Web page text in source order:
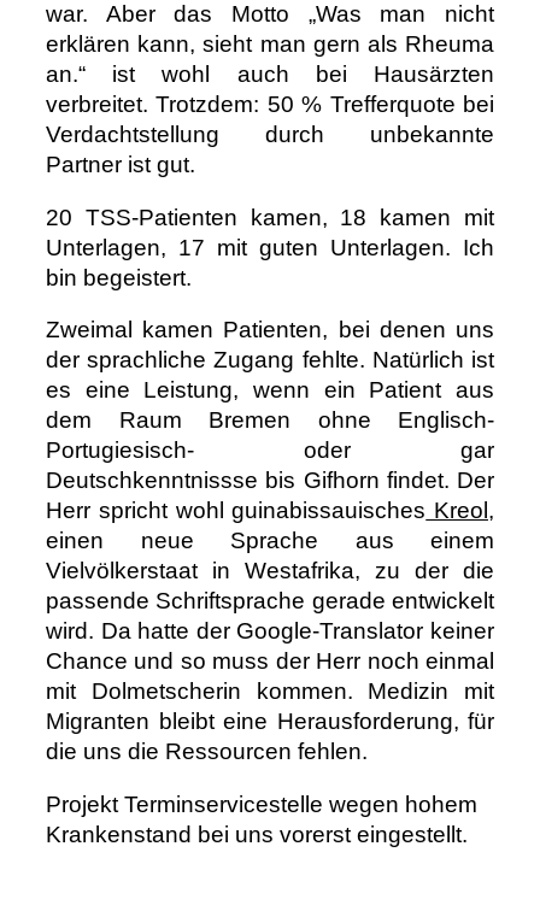
war. Aber das Motto „Was man nicht
erklären kann, sieht man gern als Rheuma
an.“ ist wohl auch bei Hausärzten
verbreitet. Trotzdem: 50 % Trefferquote bei
Verdachtstellung durch unbekannte
Partner ist gut.
20 TSS-Patienten kamen, 18 kamen mit
Unterlagen, 17 mit guten Unterlagen. Ich
bin begeistert.
Zweimal kamen Patienten, bei denen uns
der sprachliche Zugang fehlte. Natürlich ist
es eine Leistung, wenn ein Patient aus
dem Raum Bremen ohne Englisch-
Portugiesisch- oder gar
Deutschkenntnissse bis Gifhorn findet. Der
Herr spricht wohl guinabissauisches Kreol ,
einen neue Sprache aus einem
Vielvölkerstaat in Westafrika, zu der die
passende Schriftsprache gerade entwickelt
wird. Da hatte der Google-Translator keiner
Chance und so muss der Herr noch einmal
mit Dolmetscherin kommen. Medizin mit
Migranten bleibt eine Herausforderung, für
die uns die Ressourcen fehlen.
Projekt Terminservicestelle wegen hohem
Krankenstand bei uns vorerst eingestellt.